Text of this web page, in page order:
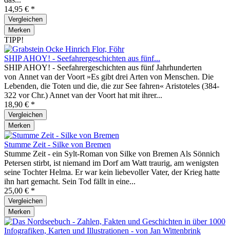
14,95 € *
Vergleichen
Merken
TIPP!
SHIP AHOY! - Seefahrergeschichten aus fünf...
SHIP AHOY! - Seefahrergeschichten aus fünf Jahrhunderten
von Annet van der Voort »Es gibt drei Arten von Menschen. Die
Lebenden, die Toten und die, die zur See fahren« Aristoteles (384-
322 vor Chr.) Annet van der Voort hat mit ihrer...
18,90 € *
Vergleichen
Merken
Stumme Zeit - Silke von Bremen
Stumme Zeit - ein Sylt-Roman von Silke von Bremen Als Sönnich
Petersen stirbt, ist niemand im Dorf am Watt traurig, am wenigsten
seine Tochter Helma. Er war kein liebevoller Vater, der Krieg hatte
ihn hart gemacht. Sein Tod fällt in eine...
25,00 € *
Vergleichen
Merken